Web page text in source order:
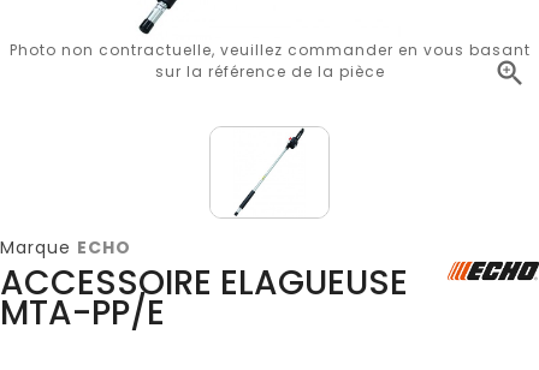

Photo non contractuelle, veuillez commander en vous basant
sur la référence de la pièce
Marque ECHO
ACCESSOIRE ELAGUEUSE
MTA-PP/E